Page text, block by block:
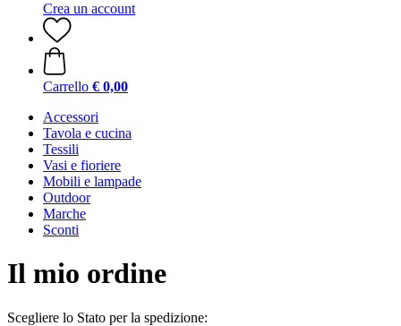
Crea un account
Carrello € 0,00
Accessori
Tavola e cucina
Tessili
Vasi e fioriere
Mobili e lampade
Outdoor
Marche
Sconti
Il mio ordine
Scegliere lo Stato per la spedizione: